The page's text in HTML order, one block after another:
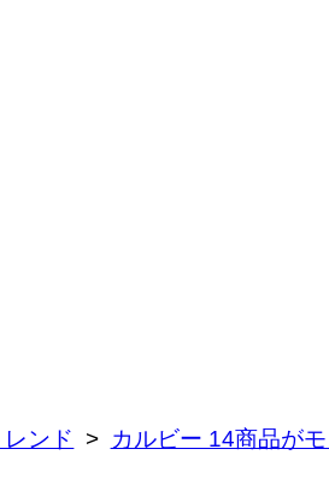
レンド カルビー 14商品が